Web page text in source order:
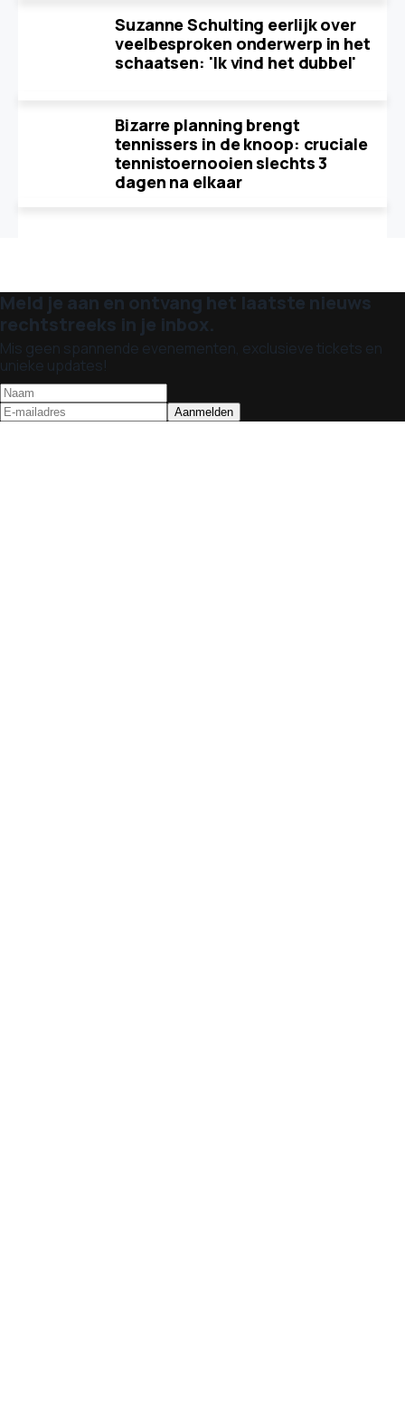
Suzanne Schulting eerlijk over
veelbesproken onderwerp in het
schaatsen: 'Ik vind het dubbel'
Bizarre planning brengt
tennissers in de knoop: cruciale
tennistoernooien slechts 3
dagen na elkaar
Meld je aan en ontvang het laatste nieuws
rechtstreeks in je inbox.
Mis geen spannende evenementen, exclusieve tickets en
unieke updates!